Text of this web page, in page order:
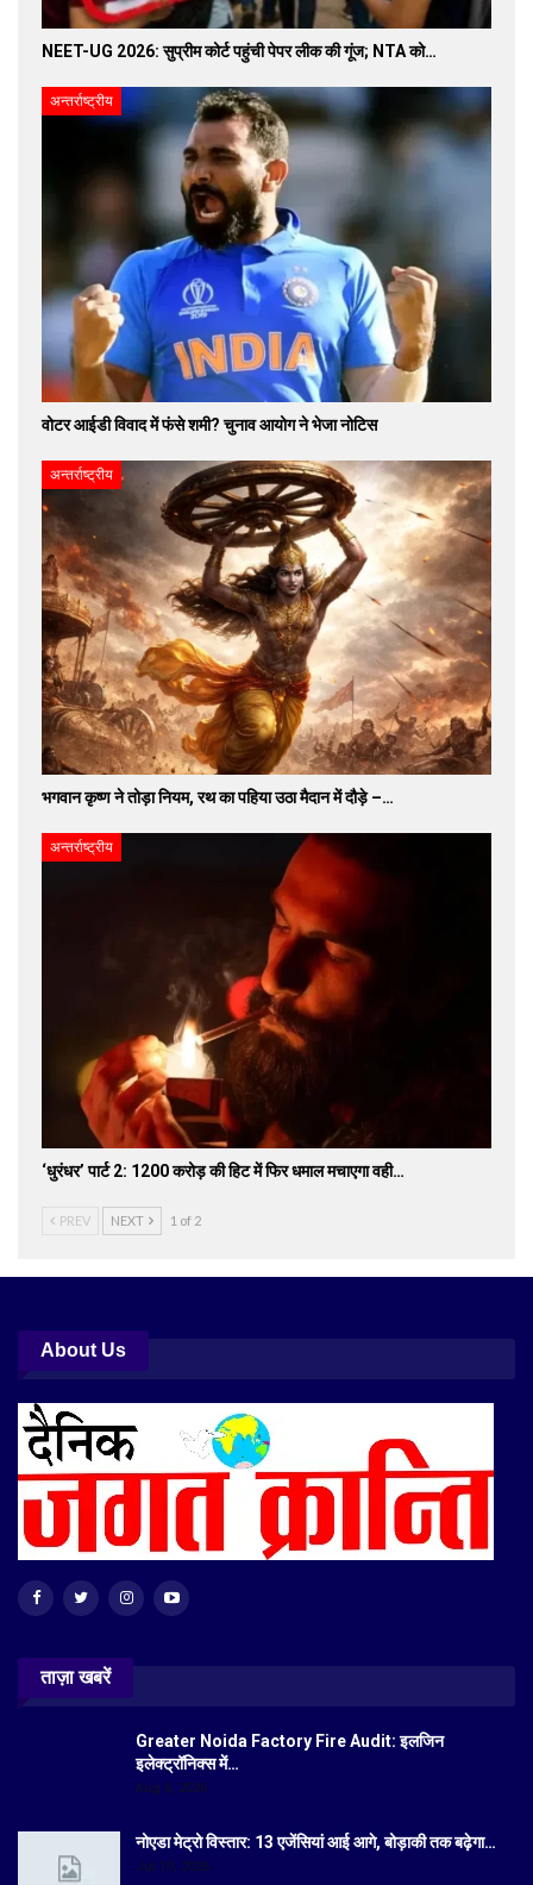
NEET-UG 2026: सुप्रीम कोर्ट पहुंची पेपर लीक की गूंज; NTA को…
अन्तर्राष्ट्रीय
वोटर आईडी विवाद में फंसे शमी? चुनाव आयोग ने भेजा नोटिस
अन्तर्राष्ट्रीय
भगवान कृष्ण ने तोड़ा नियम, रथ का पहिया उठा मैदान में दौड़े –…
अन्तर्राष्ट्रीय
‘धुरंधर’ पार्ट 2: 1200 करोड़ की हिट में फिर धमाल मचाएगा वही…
PREV NEXT 1 of 2
About Us
ताज़ा खबरें
Greater Noida Factory Fire Audit: इलजिन
इलेक्ट्रॉनिक्स में…
Aug 6, 2026
नोएडा मेट्रो विस्तार: 13 एजेंसियां आई आगे, बोड़ाकी तक बढ़ेगा…
Jul 19, 2026